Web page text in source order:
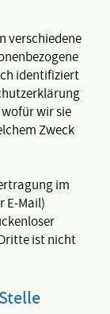
verschiedene
identifiziert
wir sie
Zweck
im
E-Mail)
ist nicht